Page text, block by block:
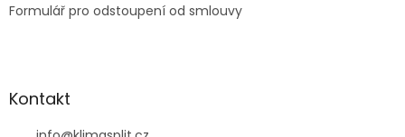
Formulář pro odstoupení od smlouvy
Kontakt